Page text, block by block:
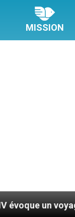
MISSION
aux États-Unis